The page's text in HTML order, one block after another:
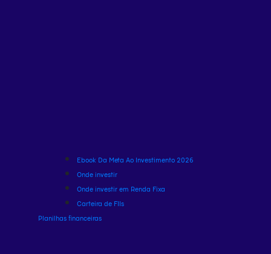
Ebook Da Meta Ao Investimento 2026
Onde investir
Onde investir em Renda Fixa
Carteira de FIIs
Planilhas financeiras